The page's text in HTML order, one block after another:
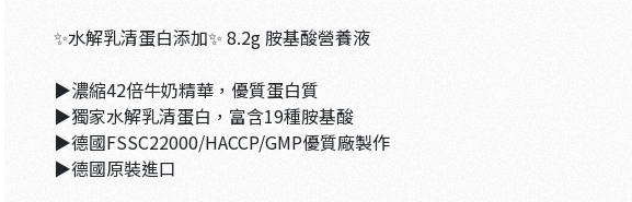
✨水解乳清蛋白添加✨ 8.2g 胺基酸營養液
▶濃縮42倍牛奶精華，優質蛋白質
▶獨家水解乳清蛋白，富含19種胺基酸
▶德國FSSC22000/HACCP/GMP優質廠製作
▶德國原裝進口